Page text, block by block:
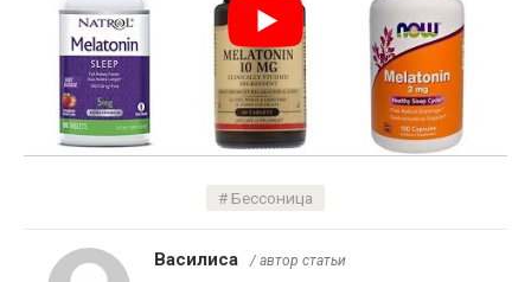
Бессоница
Василиса / автор статьи